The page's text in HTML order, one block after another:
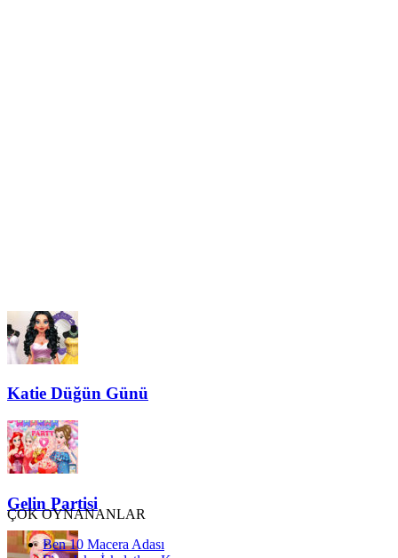
Katie Düğün Günü
Gelin Partisi
ÇOK OYNANANLAR
Ben 10 Macera Adası